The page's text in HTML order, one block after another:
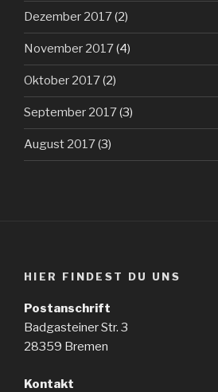
Dezember 2017(2)
November 2017(4)
Oktober 2017(2)
September 2017(3)
August 2017(3)
HIER FINDEST DU UNS
Postanschrift
Badgasteiner Str. 3
28359 Bremen
Kontakt